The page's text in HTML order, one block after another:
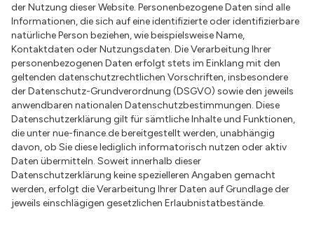
der Nutzung dieser Website. Personenbezogene Daten sind alle
Informationen, die sich auf eine identifizierte oder identifizierbare
natürliche Person beziehen, wie beispielsweise Name,
Kontaktdaten oder Nutzungsdaten. Die Verarbeitung Ihrer
personenbezogenen Daten erfolgt stets im Einklang mit den
geltenden datenschutzrechtlichen Vorschriften, insbesondere
der Datenschutz-Grundverordnung (DSGVO) sowie den jeweils
anwendbaren nationalen Datenschutzbestimmungen. Diese
Datenschutzerklärung gilt für sämtliche Inhalte und Funktionen,
die unter nue-finance.de bereitgestellt werden, unabhängig
davon, ob Sie diese lediglich informatorisch nutzen oder aktiv
Daten übermitteln. Soweit innerhalb dieser
Datenschutzerklärung keine spezielleren Angaben gemacht
werden, erfolgt die Verarbeitung Ihrer Daten auf Grundlage der
jeweils einschlägigen gesetzlichen Erlaubnistatbestände.